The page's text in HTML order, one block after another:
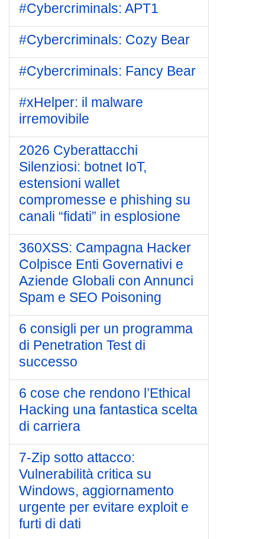
#Cybercriminals: APT1
#Cybercriminals: Cozy Bear
#Cybercriminals: Fancy Bear
#xHelper: il malware
irremovibile
2026 Cyberattacchi
Silenziosi: botnet IoT,
estensioni wallet
compromesse e phishing su
canali “fidati” in esplosione
360XSS: Campagna Hacker
Colpisce Enti Governativi e
Aziende Globali con Annunci
Spam e SEO Poisoning
6 consigli per un programma
di Penetration Test di
successo
6 cose che rendono l’Ethical
Hacking una fantastica scelta
di carriera
7-Zip sotto attacco:
Vulnerabilità critica su
Windows, aggiornamento
urgente per evitare exploit e
furti di dati